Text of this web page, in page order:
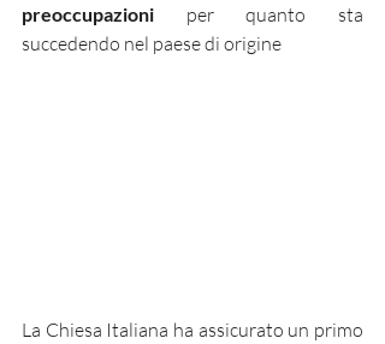
preoccupazioni per quanto sta
succedendo nel paese di origine
La Chiesa Italiana ha assicurato un primo